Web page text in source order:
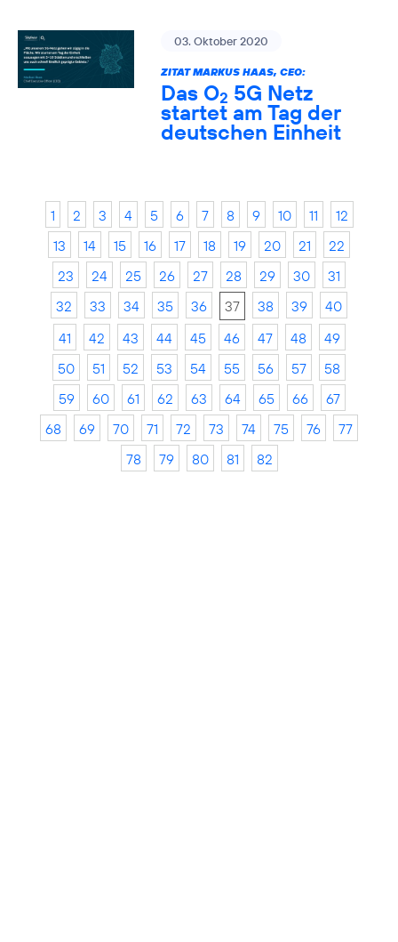
03. Oktober 2020
ZITAT MARKUS HAAS, CEO:
Das O2 5G Netz
startet am Tag der
deutschen Einheit
1 2 3 4 5 6 7 8 9 10 11
12
13
14 15 16 17 18 19 20 21
22
23
24 25 26 27 28 29 30
31
32
33 34 35 36 37 38 39
40
41
42 43 44 45 46 47 48
49
50
51 52 53 54 55 56 57
58
59
60 61 62 63 64 65 66
67
68
69 70 71 72 73 74 75 76
77
78
79 80 81 82